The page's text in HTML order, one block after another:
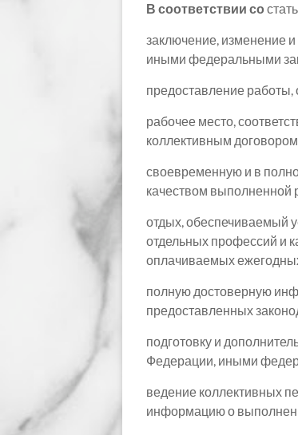
В соответствии со
заключение, изменение
иными федеральными
предоставление
рабочее место,
коллективным
своевременную и в
качеством выполненной
отдых, обеспечиваемый
отдельных профессий и
оплачиваемых
полную достоверную
предоставленных
подготовку и
Федерации, иными
ведение коллективных
информацию о